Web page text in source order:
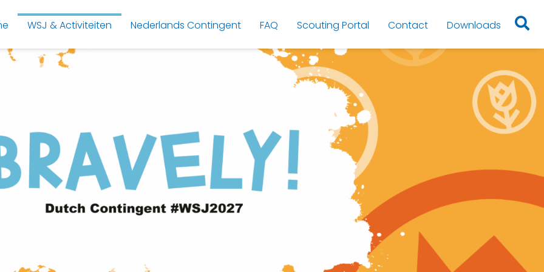
WSJ & Activiteiten Nederlands Contingent FAQ Scouting Portal Contact Downloads